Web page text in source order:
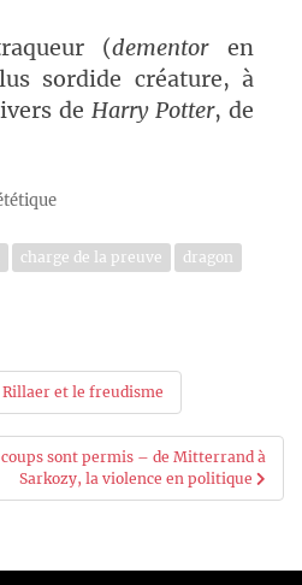
(dementoren
sordide créature, à
de Harry Potter, de
charge de la preuve
dragon
Rillaer et le freudisme
sont permis – de Mitterrand à
Sarkozy, la violence en politique